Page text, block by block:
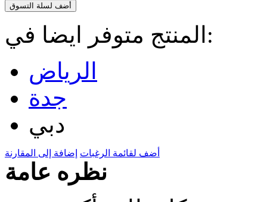
أضف لسلة التسوق
المنتج متوفر ايضا في:
الرياض
جدة
دبي
أضف لقائمة الرغبات إضافة إلى المقارنة
نظره عامة